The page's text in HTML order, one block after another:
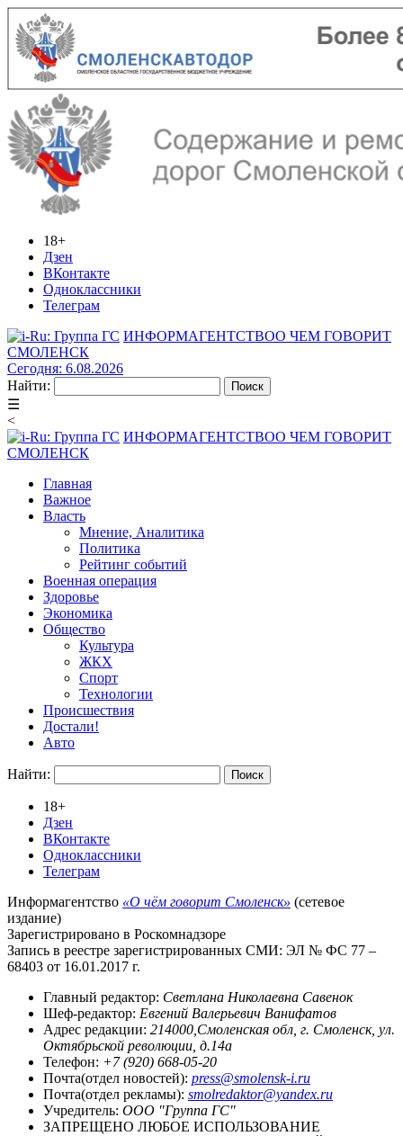
18+
Дзен
ВКонтакте
Одноклассники
Телеграм
ИНФОРМАГЕНТСТВОО ЧЕМ ГОВОРИТ
СМОЛЕНСК
Сегодня: 6.08.2026
Найти:
☰
<
ИНФОРМАГЕНТСТВОО ЧЕМ ГОВОРИТ
СМОЛЕНСК
Главная
Важное
Власть
Мнение, Аналитика
Политика
Рейтинг событий
Военная операция
Здоровье
Экономика
Общество
Культура
ЖКХ
Спорт
Технологии
Происшествия
Достали!
Авто
Найти:
18+
Дзен
ВКонтакте
Одноклассники
Телеграм
Информагентство «О чём говорит Смоленск» (сетевое
издание)
Зарегистрировано в Роскомнадзоре
Запись в реестре зарегистрированных СМИ: ЭЛ № ФС 77 –
68403 от 16.01.2017 г.
Главный редактор: Светлана Николаевна Савенок
Шеф-редактор: Евгений Валерьевич Ванифатов
Адрес редакции: 214000,Смоленская обл, г. Смоленск, ул.
Октябрьской революции, д.14а
Телефон: +7 (920) 668-05-20
Почта(отдел новостей): press@smolensk-i.ru
Почта(отдел рекламы): smolredaktor@yandex.ru
Учредитель: ООО "Группа ГС"
ЗАПРЕЩЕНО ЛЮБОЕ ИСПОЛЬЗОВАНИЕ